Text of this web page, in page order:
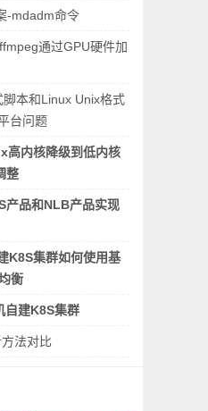
TEMPORARY TABLES,
-mdadm命令
通过GPU硬件加
本和Linux Unix格式
台问题
内核降级到低内核
整
产品和NLB产品实现
K8S集群如何使用基
衡
自建K8S集群
法对比